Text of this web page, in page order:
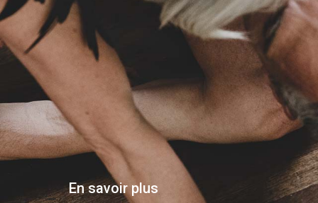
En savoir plus